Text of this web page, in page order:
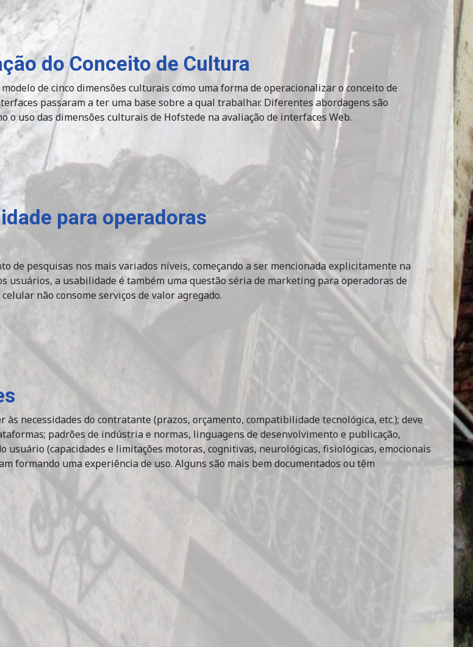
do Conceito de Cultura
de cinco dimensões culturais como uma forma de operacionalizar o conceito de
passaram a ter uma base sobre a qual trabalhar. Diferentes abordagens são
uso das dimensões culturais de Hofstede na avaliação de interfaces Web.
para operadoras
de pesquisas nos mais variados níveis, começando a ser mencionada explicitamente na
usuários, a usabilidade é também uma questão séria de marketing para operadoras de
não consome serviços de valor agregado.
necessidades do contratante (prazos, orçamento, compatibilidade tecnológica, etc.); deve
padrões de indústria e normas, linguagens de desenvolvimento e publicação,
usuário (capacidades e limitações motoras, cognitivas, neurológicas, fisiológicas, emocionais
formando uma experiência de uso. Alguns são mais bem documentados ou têm